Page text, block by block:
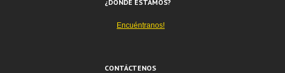
¿DÓNDE ESTAMOS?
Encuéntranos!
CONTÁCTENOS